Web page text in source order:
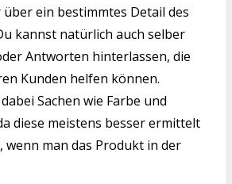
ein bestimmtes Detail des
kannst natürlich auch selber
Antworten hinterlassen, die
Kunden helfen können.
Sachen wie Farbe und
diese meistens besser ermittelt
wenn man das Produkt in der